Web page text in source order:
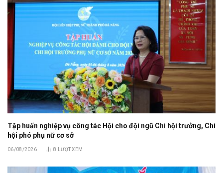
Tập huấn nghiệp vụ công tác Hội cho đội ngũ Chi hội trưởng, Chi
hội phó phụ nữ cơ sở
06/08/2026 8 LƯỢT XEM